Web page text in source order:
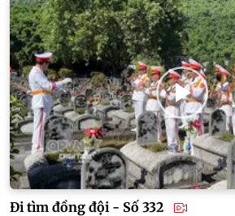
Đi tìm đồng đội - Số 332